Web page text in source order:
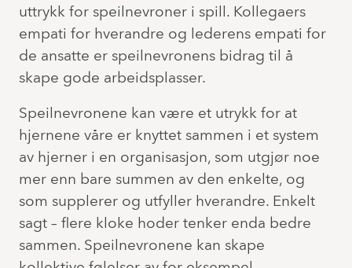
uttrykk for speilnevroner i spill. Kollegaers
empati for hverandre og lederens empati for
de ansatte er speilnevronens bidrag til å
skape gode arbeidsplasser.
Speilnevronene kan være et utrykk for at
hjernene våre er knyttet sammen i et system
av hjerner i en organisasjon, som utgjør noe
mer enn bare summen av den enkelte, og
som supplerer og utfyller hverandre. Enkelt
sagt – flere kloke hoder tenker enda bedre
sammen. Speilnevronene kan skape